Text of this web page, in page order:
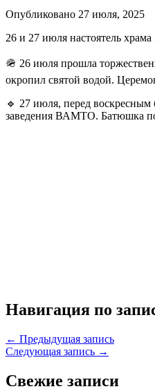
Опубликовано 27 июля, 2025
26 и 27 июля настоятель
🪖 26 июля прошла
окропил святой водой.
🔹 27 июля, перед
заведения ВАМТО. Батюшка
Навигация по
← Предыдущая запись
Следующая запись →
Свежие записи